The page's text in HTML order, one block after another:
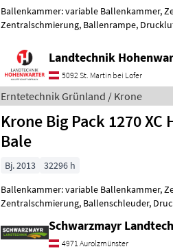
Ballenkammer: variable Ballenkammer,
Zentralschmierung, Ballenrampe,
Landtechnik
5092 St. Martin bei Lofer
Erntetechnik Grünland / Krone
Krone Big Pack 1270
Bale
Bj. 2013
32296 h
Ballenkammer: variable Ballenkammer,
Zentralschmierung, Ballenschleuder,
Schwarzmayr
4971 Aurolzmünster